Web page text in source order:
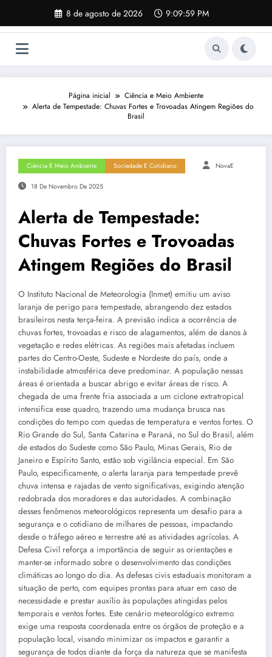
o
8 de agosto de 2026 9:10:00 PM
Página inicial
Ciência e Meio Ambiente
Alerta de Tempestade: Chuvas Fortes e Trovoadas Atingem Regiões do
Brasil
Ciência E Meio Ambiente Sociedade E Cotidiano NovaE
18 De Novembro De 2025
Alerta de Tempestade:
Chuvas Fortes e Trovoadas
Atingem Regiões do Brasil
O Instituto Nacional de Meteorologia (Inmet) emitiu um aviso
laranja de perigo para tempestade, abrangendo dez estados
brasileiros nesta terça-feira. A previsão indica a ocorrência de
chuvas fortes, trovoadas e risco de alagamentos, além de danos à
vegetação e redes elétricas. As regiões mais afetadas incluem
partes do Centro-Oeste, Sudeste e Nordeste do país, onde a
instabilidade atmosférica deve predominar. A população nessas
áreas é orientada a buscar abrigo e evitar áreas de risco. A
chegada de uma frente fria associada a um ciclone extratropical
intensifica esse quadro, trazendo uma mudança brusca nas
condições do tempo com quedas de temperatura e ventos fortes. O
Rio Grande do Sul, Santa Catarina e Paraná, no Sul do Brasil, além
de estados do Sudeste como São Paulo, Minas Gerais, Rio de
Janeiro e Espírito Santo, estão sob vigilância especial. Em São
Paulo, especificamente, o alerta laranja para tempestade prevê
chuva intensa e rajadas de vento significativas, exigindo atenção
redobrada dos moradores e das autoridades. A combinação
desses fenômenos meteorológicos representa um desafio para a
segurança e o cotidiano de milhares de pessoas, impactando
desde o tráfego aéreo e terrestre até as atividades agrícolas. A
Defesa Civil reforça a importância de seguir as orientações e
manter-se informado sobre o desenvolvimento das condições
climáticas ao longo do dia. As defesas civis estaduais monitoram a
situação de perto, com equipes prontas para atuar em caso de
necessidade e prestar auxílio às populações atingidas pelos
temporais e ventos fortes. Este cenário meteorológico extremo
exige uma resposta coordenada entre os órgãos de proteção e a
população local, visando minimizar os impactos e garantir a
segurança de todos diante da força da natureza que se manifesta